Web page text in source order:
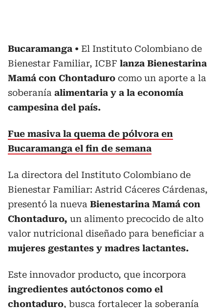
Bucaramanga
El Instituto Colombiano de
Bienestar Familiar, ICBF lanza Bienestarina
Mamá con Chontaduro como un aporte a la
soberanía alimentaria y a la economía
campesina del país.
Fue masiva la quema de pólvora en
Bucaramanga el fin de semana
La directora del Instituto Colombiano de
Bienestar Familiar: Astrid Cáceres Cárdenas,
presentó la nueva Bienestarina Mamá con
Chontaduro, un alimento precocido de alto
valor nutricional diseñado para beneficiar a
mujeres gestantes y madres lactantes.
Este innovador producto, que incorpora
ingredientes autóctonos como el
chontaduro, busca fortalecer la soberanía